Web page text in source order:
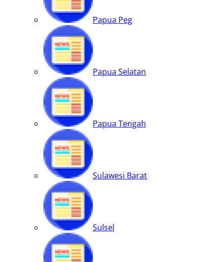
Papua Peg
Papua Selatan
Papua Tengah
Sulawesi Barat
Sulsel